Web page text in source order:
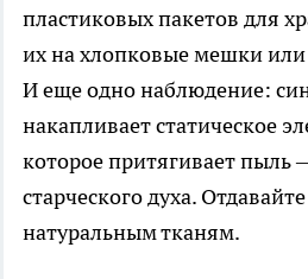
пластиковых пакетов для
их на хлопковые мешки
И еще одно наблюдение:
накапливает статическое
которое притягивает пыль
старческого духа.
натуральным тканям.